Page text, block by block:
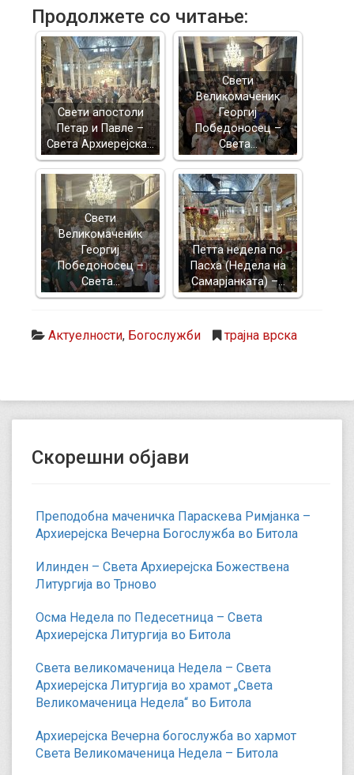
Продолжете со читање:
Свети апостоли
Петар и Павле –
Света Архиерејска…
Свети
Великомаченик
Георгиј
Победоносец –
Света…
Свети
Великомаченик
Георгиј
Победоносец –
Света…
Петта недела по
Пасха (Недела на
Самарјанката) –…
Актуелности, Богослужби трајна врска
Скорешни објави
Преподобна маченичка Параскева Римјанка –
Архиерејска Вечерна Богослужба во Битола
Илинден – Света Архиерејска Божествена
Литургија во Трново
Осма Недела по Педесетница – Света
Архиерејска Литургија во Битола
Света великомаченица Недела – Света
Архиерејска Литургија во храмот „Света
Великомаченица Недела“ во Битола
Архиерејска Вечерна богослужба во хармот
Света Великомаченица Недела – Битола